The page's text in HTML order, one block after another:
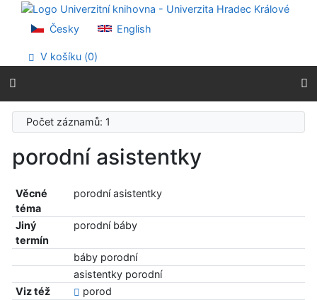
Přejít na obsah
Přejít na menu
Prohlášení o webové přístupnosti
Česky English
V košíku (0)
Počet záznamů: 1
porodní asistentky
Věcné
téma
porodní asistentky
Jiný
termín
porodní báby
báby porodní
asistentky porodní
Viz též
porod